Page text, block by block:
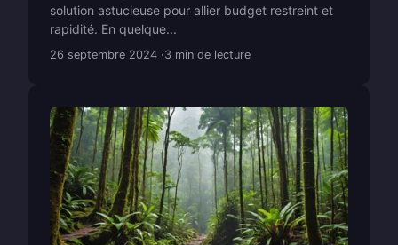
solution astucieuse pour allier budget restreint et
rapidité. En quelque...
26 septembre 2024 3 min de lecture